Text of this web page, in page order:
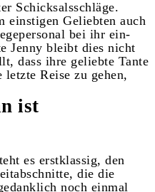
Schicksalsschläge.
einstigen Geliebten auch
bei ihr ein-
Jenny bleibt dies nicht
dass ihre geliebte Tante
Reise zu gehen,
ist
es erstklassig, den
die die
noch einmal